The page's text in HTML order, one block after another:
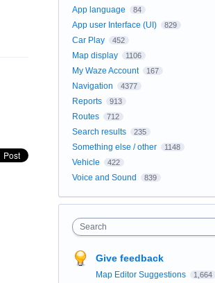
App language 84
App user Interface (UI) 829
Car Play 452
Map display 1106
My Waze Account 167
Navigation 4377
Reports 913
Routes 712
Search results 235
Something else / other 1148
Vehicle 422
Voice and Sound 839
Search
Give feedback
Map Editor Suggestions 1,664